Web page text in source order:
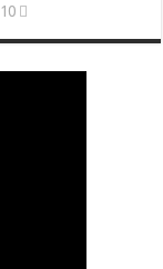
10 أبريل، 2022